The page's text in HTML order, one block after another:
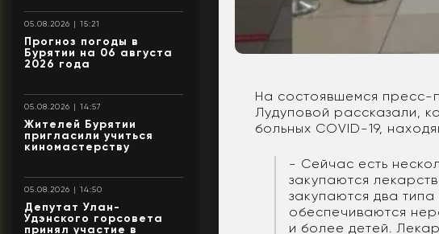
05.08.2026 | 15:21
Прогноз погоды в
Бурятии на 06 августа
2026 года
05.08.2026 | 14:57
Жителей Бурятии
пригласили учиться
киномастерству
05.08.2026 | 14:50
Депутат Улан-
Удэнского горсовета
принял участие в
На состоявшемся пресс-
Лудуповой рассказали,
больных COVID-19,
- Сейчас есть
закупаются
закупаются два
обеспечиваются
и более детей.